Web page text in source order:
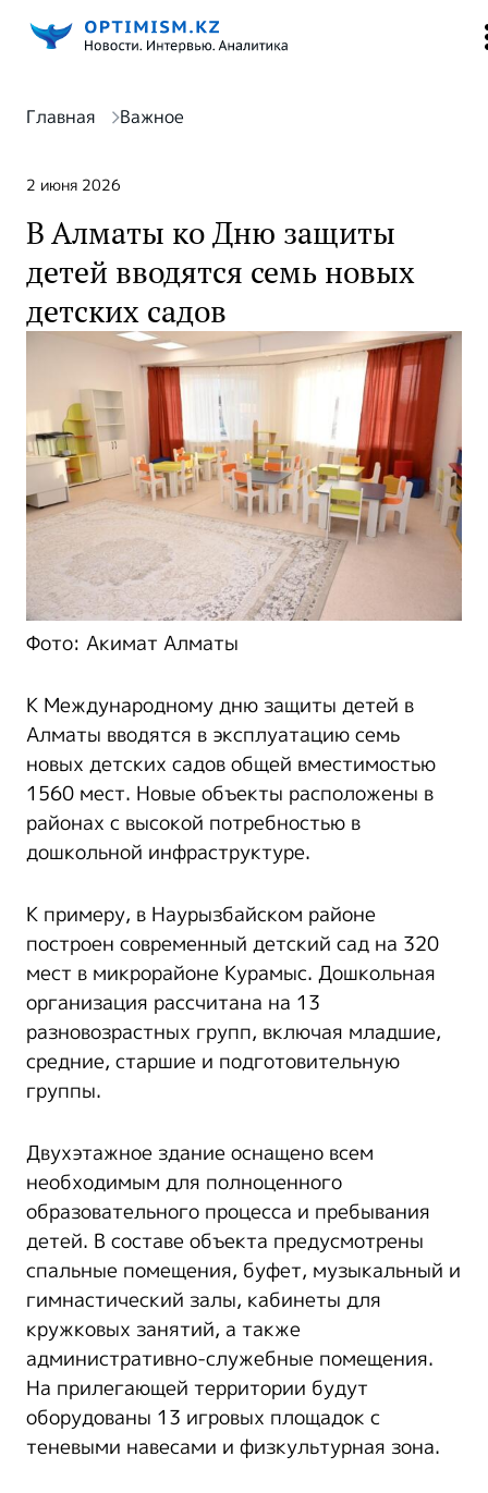
Главная Важное
2 июня 2026
В Алматы ко Дню защиты
детей вводятся семь новых
детских садов
Фото: Акимат Алматы
К Международному дню защиты детей в
Алматы вводятся в эксплуатацию семь
новых детских садов общей вместимостью
1560 мест. Новые объекты расположены в
районах с высокой потребностью в
дошкольной инфраструктуре.
К примеру, в Наурызбайском районе
построен современный детский сад на 320
мест в микрорайоне Курамыс. Дошкольная
организация рассчитана на 13
разновозрастных групп, включая младшие,
средние, старшие и подготовительную
группы.
Двухэтажное здание оснащено всем
необходимым для полноценного
образовательного процесса и пребывания
детей. В составе объекта предусмотрены
спальные помещения, буфет, музыкальный и
гимнастический залы, кабинеты для
кружковых занятий, а также
административно-служебные помещения.
На прилегающей территории будут
оборудованы 13 игровых площадок с
теневыми навесами и физкультурная зона.